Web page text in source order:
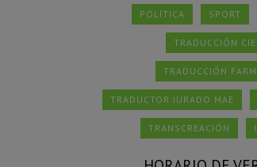
POLÍTICA SPORT
TRADUCCIÓN
TRADUCCIÓN
TRADUCTOR JURADO MAE
TRANSCREACIÓN